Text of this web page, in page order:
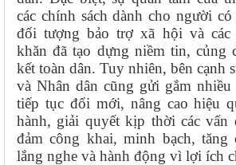
các chính sách dành cho người
đối tượng bảo trợ xã hội và các
khăn đã tạo dựng niềm tin, củng
kết toàn dân. Tuy nhiên, bên cạnh
và Nhân dân cũng gửi gắm
tiếp tục đổi mới, nâng cao hiệu
hành, giải quyết kịp thời các vấn
đảm công khai, minh bạch, tăng
lắng nghe và hành động vì lợi ích